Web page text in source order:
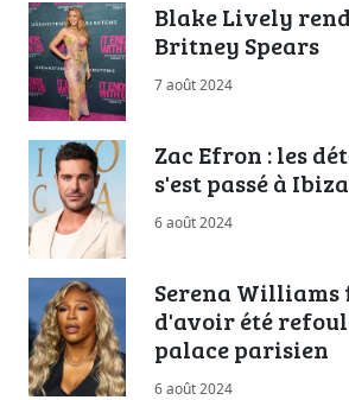
Blake Lively
Britney Spears
7 août 2024
Zac Efron : les
s'est passé à Ibiza
6 août 2024
Serena Williams
d'avoir été
palace parisien
6 août 2024